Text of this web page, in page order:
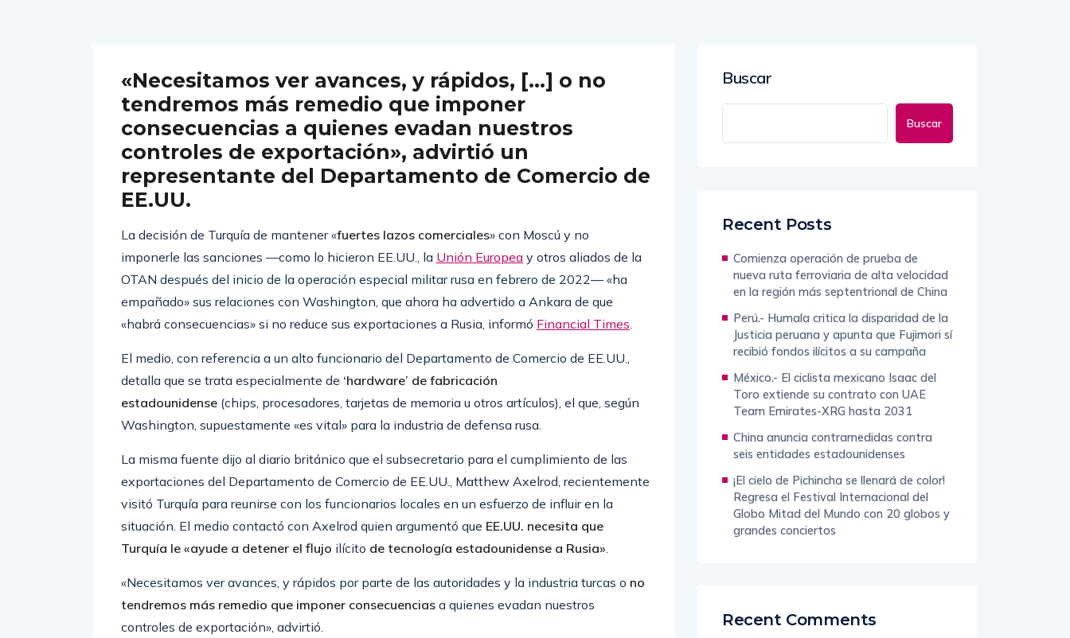
«Necesitamos ver avances, y rápidos, […] o no
tendremos más remedio que imponer
consecuencias a quienes evadan nuestros
controles de exportación», advirtió un
representante del Departamento de Comercio de
EE.UU.
La decisión de Turquía de mantener «fuertes lazos comerciales» con Moscú y no
imponerle las sanciones —como lo hicieron EE.UU., la Unión Europea y otros aliados de la
OTAN después del inicio de la operación especial militar rusa en febrero de 2022— «ha
empañado» sus relaciones con Washington, que ahora ha advertido a Ankara de que
«habrá consecuencias» si no reduce sus exportaciones a Rusia, informó Financial Times.
El medio, con referencia a un alto funcionario del Departamento de Comercio de EE.UU.,
detalla que se trata especialmente de ‘hardware’ de fabricación
estadounidense (chips, procesadores, tarjetas de memoria u otros artículos), el que, según
Washington, supuestamente «es vital» para la industria de defensa rusa.
La misma fuente dijo al diario británico que el subsecretario para el cumplimiento de las
exportaciones del Departamento de Comercio de EE.UU., Matthew Axelrod, recientemente
visitó Turquía para reunirse con los funcionarios locales en un esfuerzo de influir en la
situación. El medio contactó con Axelrod quien argumentó que EE.UU. necesita que
Turquía le «ayude a detener el flujo ilícito de tecnología estadounidense a Rusia».
«Necesitamos ver avances, y rápidos por parte de las autoridades y la industria turcas o no
tendremos más remedio que imponer consecuencias a quienes evadan nuestros
controles de exportación», advirtió.
Buscar
Buscar
Recent Posts
Comienza operación de prueba de
nueva ruta ferroviaria de alta velocidad
en la región más septentrional de China
Perú.- Humala critica la disparidad de la
Justicia peruana y apunta que Fujimori sí
recibió fondos ilícitos a su campaña
México.- El ciclista mexicano Isaac del
Toro extiende su contrato con UAE
Team Emirates-XRG hasta 2031
China anuncia contramedidas contra
seis entidades estadounidenses
¡El cielo de Pichincha se llenará de color!
Regresa el Festival Internacional del
Globo Mitad del Mundo con 20 globos y
grandes conciertos
Recent Comments